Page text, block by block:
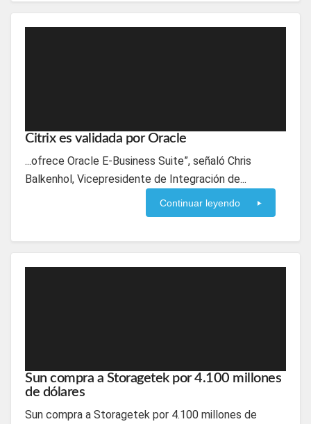
Citrix es validada por Oracle
...ofrece Oracle E-Business Suite”, señaló Chris
Balkenhol, Vicepresidente de Integración de...
Continuar leyendo
Sun compra a Storagetek por 4.100 millones
de dólares
Sun compra a Storagetek por 4.100 millones de